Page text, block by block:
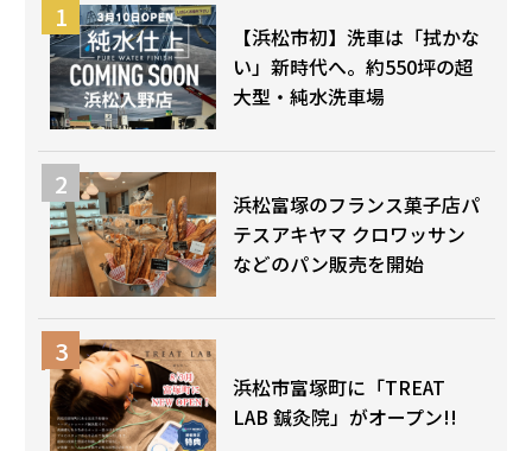
【浜松市初】洗車は「拭かな
い」新時代へ。約550坪の超
大型・純水洗車場
浜松富塚のフランス菓子店パ
テスアキヤマ クロワッサン
などのパン販売を開始
浜松市富塚町に「TREAT
LAB 鍼灸院」がオープン!!